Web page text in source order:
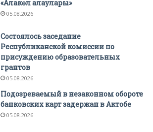
«Алакөл алаулары»
05.08.2026
Состоялось заседание
Республиканской комиссии по
присуждению образовательных
грантов
05.08.2026
Подозреваемый в незаконном обороте
банковских карт задержан в Актобе
05.08.2026